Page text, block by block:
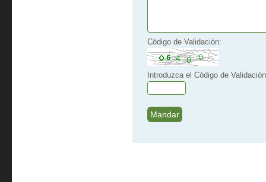
Código de Validación:
Introduzca el Código de